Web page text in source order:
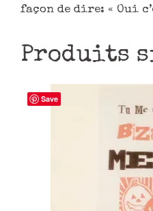
façon de dire: « Oui
Produits
Save